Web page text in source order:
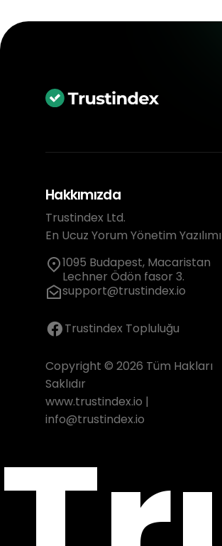
Hakkımızda
Trustindex Ltd.
En Ucuz Yorum Yönetim Yazılımı
1095 Budapest, Macaristan
Lechner Ödön fasor 3.
support@trustindex.io
Trustindex Topluluğu
Copyright © 2026 Tüm Hakları
Saklıdır
www.trustindex.io |
info@trustindex.io